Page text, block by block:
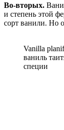
Во-вторых.
и степень этой
сорт ванили. Но
Vanilla
ваниль
специи